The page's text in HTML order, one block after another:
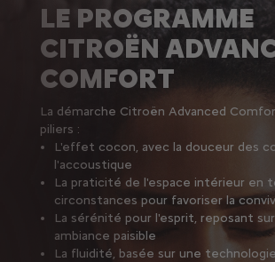
LE PROGRAMME
CITROËN
COMFORT
La démarche Citroën Advanced
piliers :
L'effet cocon, avec la douceur des
l'accoustique
La praticité de l'espace intérieur en
circonstances pour favoriser la
La sérénité pour l'esprit, reposant
ambiance paisible
La fluidité, basée sur une